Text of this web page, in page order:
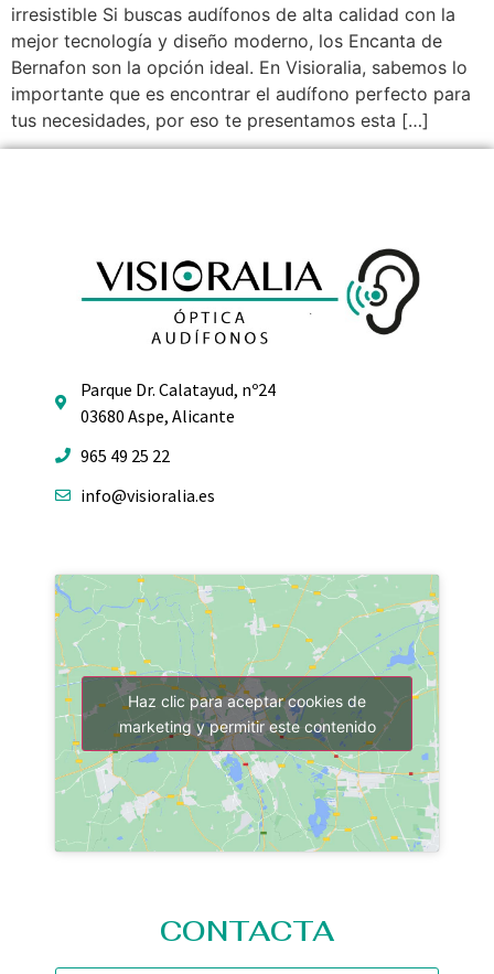
irresistible Si buscas audífonos de alta calidad con la
mejor tecnología y diseño moderno, los Encanta de
Bernafon son la opción ideal. En Visioralia, sabemos lo
importante que es encontrar el audífono perfecto para
tus necesidades, por eso te presentamos esta […]
Parque Dr. Calatayud, nº24
03680 Aspe, Alicante
965 49 25 22
info@visioralia.es
Haz clic para aceptar cookies de
marketing y permitir este contenido
CONTACTA